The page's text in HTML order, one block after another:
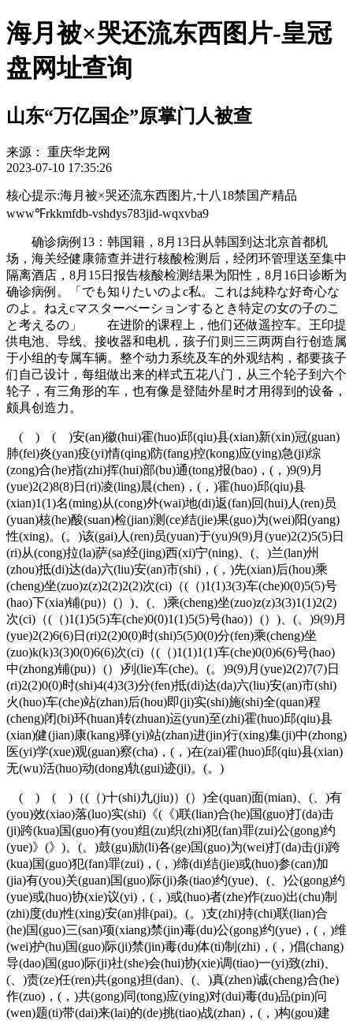
海月被×哭还流东西图片-皇冠
盘网址查询
山东“万亿国企”原掌门人被查
来源：
重庆华龙网
2023-07-10 17:35:26
核心提示:海月被×哭还流东西图片,十八18禁国产精品
www℉rkkmfdb-vshdys783jid-wqxvba9
确诊病例13：韩国籍，8月13日从韩国到达北京首都机
场，海关经健康筛查并进行核酸检测后，经闭环管理送至集中
隔离酒店，8月15日报告核酸检测结果为阳性，8月16日诊断为
确诊病例。「でも知りたいのよc私。これは純粋な好奇心な
のよ。ねえcマスターべーションするとき特定の女の子のこ
と考えるの」 在进阶的课程上，他们还做遥控车。王印提
供电池、导线、接收器和电机，孩子们则三三两两自行创造属
于小组的专属车辆。整个动力系统及车的外观结构，都要孩子
们自己设计，每组做出来的样式五花八门，从三个轮子到六个
轮子，有三角形的车，也有像是登陆外星时才用得到的设备，
颇具创造力。
( ) ( )安(an)徽(hui)霍(huo)邱(qiu)县(xian)新(xin)冠(guan)
肺(fei)炎(yan)疫(yi)情(qing)防(fang)控(kong)应(ying)急(ji)综
(zong)合(he)指(zhi)挥(hui)部(bu)通(tong)报(bao)，(，)9(9)月
(yue)2(2)8(8)日(ri)凌(ling)晨(chen)，(，)霍(huo)邱(qiu)县
(xian)1(1)名(ming)从(cong)外(wai)地(di)返(fan)回(hui)人(ren)员
(yuan)核(he)酸(suan)检(jian)测(ce)结(jie)果(guo)为(wei)阳(yang)
性(xing)。(。)该(gai)人(ren)员(yuan)于(yu)9(9)月(yue)2(2)5(5)日
(ri)从(cong)拉(la)萨(sa)经(jing)西(xi)宁(ning)、(、)兰(lan)州
(zhou)抵(di)达(da)六(liu)安(an)市(shi)，(，)先(xian)后(hou)乘
(cheng)坐(zuo)z(z)2(2)2(2)次(ci)（(（)1(1)3(3)车(che)0(0)5(5)号
(hao)下(xia)铺(pu)）(）)、(、)乘(cheng)坐(zuo)z(z)3(3)1(1)2(2)
次(ci)（(（)1(1)5(5)车(che)0(0)1(1)5(5)号(hao)）(）)、(、)9(9)月
(yue)2(2)6(6)日(ri)2(2)0(0)时(shi)5(5)0(0)分(fen)乘(cheng)坐
(zuo)k(k)3(3)0(0)6(6)次(ci)（(（)1(1)1(1)车(che)0(0)6(6)号(hao)
中(zhong)铺(pu)）(）)列(lie)车(che)。(。)9(9)月(yue)2(2)7(7)日
(ri)2(2)0(0)时(shi)4(4)3(3)分(fen)抵(di)达(da)六(liu)安(an)市(shi)
火(huo)车(che)站(zhan)后(hou)即(ji)实(shi)施(shi)全(quan)程
(cheng)闭(bi)环(huan)转(zhuan)运(yun)至(zhi)霍(huo)邱(qiu)县
(xian)健(jian)康(kang)驿(yi)站(zhan)进(jin)行(xing)集(ji)中(zhong)
医(yi)学(xue)观(guan)察(cha)，(，)在(zai)霍(huo)邱(qiu)县(xian)
无(wu)活(huo)动(dong)轨(gui)迹(ji)。(。)
( ) ( )（(（)十(shi)九(jiu)）(）)全(quan)面(mian)、(、)有
(you)效(xiao)落(luo)实(shi)《(《)联(lian)合(he)国(guo)打(da)击
(ji)跨(kua)国(guo)有(you)组(zu)织(zhi)犯(fan)罪(zui)公(gong)约
(yue)》(》)。(。)鼓(gu)励(li)各(ge)国(guo)为(wei)打(da)击(ji)跨
(kua)国(guo)犯(fan)罪(zui)，(，)缔(di)结(jie)或(huo)参(can)加
(jia)有(you)关(guan)国(guo)际(ji)条(tiao)约(yue)、(、)公(gong)约
(yue)或(huo)协(xie)议(yi)，(，)或(huo)者(zhe)作(zuo)出(chu)制
(zhi)度(du)性(xing)安(an)排(pai)。(。)支(zhi)持(chi)联(lian)合
(he)国(guo)三(san)项(xiang)禁(jin)毒(du)公(gong)约(yue)，(，)维
(wei)护(hu)国(guo)际(ji)禁(jin)毒(du)体(ti)制(zhi)，(，)倡(chang)
导(dao)国(guo)际(ji)社(she)会(hui)协(xie)调(tiao)一(yi)致(zhi)、
(、)责(ze)任(ren)共(gong)担(dan)、(、)真(zhen)诚(cheng)合(he)
作(zuo)，(，)共(gong)同(tong)应(ying)对(dui)毒(du)品(pin)问
(wen)题(ti)带(dai)来(lai)的(de)挑(tiao)战(zhan)，(，)构(gou)建